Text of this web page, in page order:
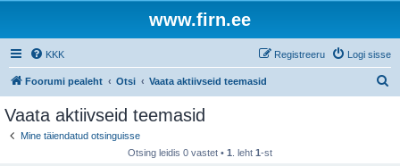
www.firn.ee
KKK Logi sisse
Registreeru
Foorumi pealeht Otsi Vaata aktiivseid teemasid
Vaata aktiivseid teemasid
Mine täiendatud otsinguisse
Otsing leidis 0 vastet • 1 . leht 1-st